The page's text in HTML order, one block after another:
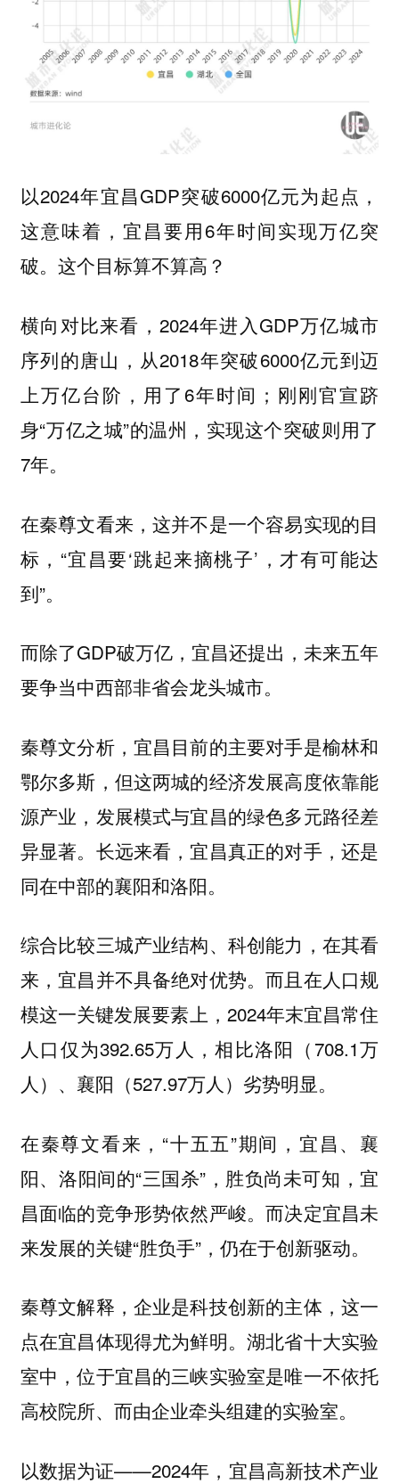
以2024年宜昌GDP突破6000亿元为起点，
这意味着，宜昌要用6年时间实现万亿突
破。这个目标算不算高？
横向对比来看，2024年进入GDP万亿城市
序列的唐山，从2018年突破6000亿元到迈
上万亿台阶，用了6年时间；刚刚官宣跻
身“万亿之城”的温州，实现这个突破则用了
7年。
在秦尊文看来，这并不是一个容易实现的目
标，“宜昌要‘跳起来摘桃子’，才有可能达
到”。
而除了GDP破万亿，宜昌还提出，未来五年
要争当中西部非省会龙头城市。
秦尊文分析，宜昌目前的主要对手是榆林和
鄂尔多斯，但这两城的经济发展高度依靠能
源产业，发展模式与宜昌的绿色多元路径差
异显著。长远来看，宜昌真正的对手，还是
同在中部的襄阳和洛阳。
综合比较三城产业结构、科创能力，在其看
来，宜昌并不具备绝对优势。而且在人口规
模这一关键发展要素上，2024年末宜昌常住
人口仅为392.65万人，相比洛阳（708.1万
人）、襄阳（527.97万人）劣势明显。
在秦尊文看来，“十五五”期间，宜昌、襄
阳、洛阳间的“三国杀”，胜负尚未可知，宜
昌面临的竞争形势依然严峻。而决定宜昌未
来发展的关键“胜负手”，仍在于创新驱动。
秦尊文解释，企业是科技创新的主体，这一
点在宜昌体现得尤为鲜明。湖北省十大实验
室中，位于宜昌的三峡实验室是唯一不依托
高校院所、而由企业牵头组建的实验室。
以数据为证——2024年，宜昌高新技术产业